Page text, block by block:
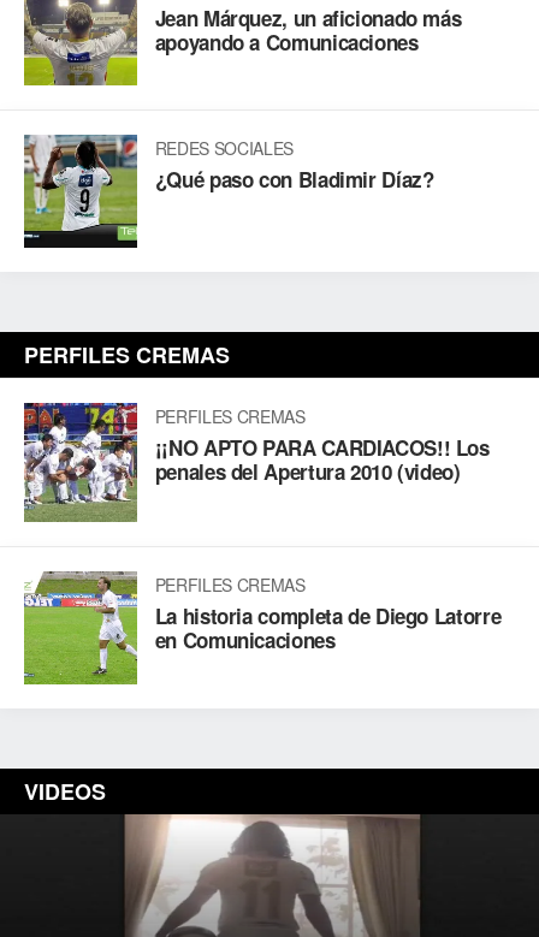
Jean Márquez, un aficionado más
apoyando a Comunicaciones
REDES SOCIALES
¿Qué paso con Bladimir Díaz?
PERFILES CREMAS
PERFILES CREMAS
¡¡NO APTO PARA CARDIACOS!! Los
penales del Apertura 2010 (video)
PERFILES CREMAS
La historia completa de Diego Latorre
en Comunicaciones
VIDEOS